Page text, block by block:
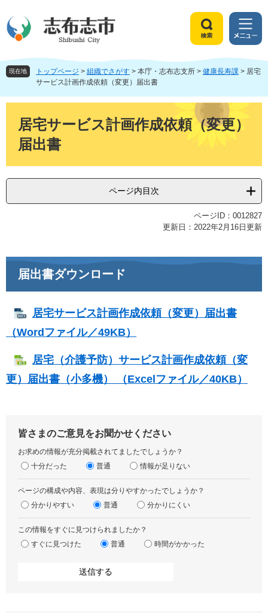
ジ
頭
ュ
飛
索
メ
ニ
ュ
ー
現在地 トップページ > 組織でさがす > 本庁・志布志支所 > 健康長寿課 > 居宅
サービス計画作成依頼（変更）届出書
居宅サービス計画作成依頼（変更）
届出書
ページ内目次
ページID：0012827
更新日：2022年2月16日更新
届出書ダウンロード
居宅サービス計画作成依頼（変更）届出書
（Wordファイル／49KB）
居宅（介護予防）サービス計画作成依頼（変
更）届出書（小多機） （Excelファイル／40KB）
皆さまのご意見をお聞かせください
お求めの情報が充分掲載されてましたでしょうか？
十分だった
普通 情報が足りない
ページの構成や内容、表現は分りやすかったでしょうか？
分かりやすい
普通 分かりにくい
この情報をすぐに見つけられましたか？
すぐに見つけた
普通 時間がかかった